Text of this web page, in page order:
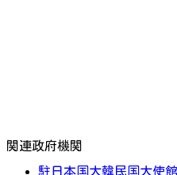
関連政府機関
駐日本国大韓民国大使館